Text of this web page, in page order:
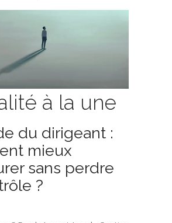
à la une
du dirigeant :
mieux
sans perdre
?